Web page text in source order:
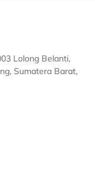
Lolong Belanti,
Sumatera Barat,